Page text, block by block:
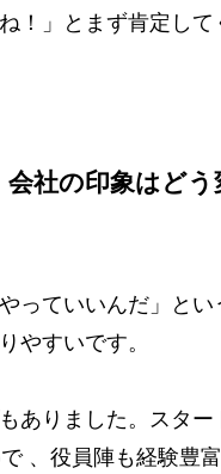
！」とまず肯定し
社の印象はどう
っていいんだ」と
やすいです。
ありました。スタ
、役員陣も経験豊